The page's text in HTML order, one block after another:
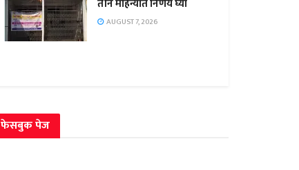
तीन महिन्यांत निर्णय घ्या
AUGUST 7, 2026
फेसबुक पेज